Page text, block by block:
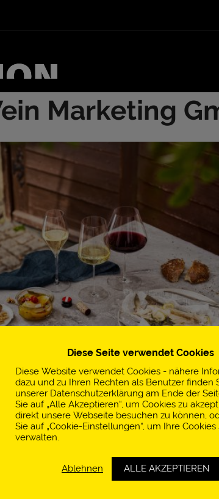
Marketing
(ÖWM) ist eine
Weinwirtschaft mit Sitz in
und unterstützt und koordiniert die
Weinwirtschaft um
es das Ziel, die Marktsegmente für
Der Export von
Diese Seite verwendet Cookies
Diese Website verwendet Cookies - nähere
dazu und zu Ihren Rechten als Benutzer finden
unserer Datenschutzerklärung am Ende der
Sie auf „Alle Akzeptieren“, um Cookies zu
direkt unsere Webseite besuchen zu können,
Sie auf „Cookie-Einstellungen“, um Ihre Cookies
verwalten.
Ablehnen ALLE AKZEPTIEREN